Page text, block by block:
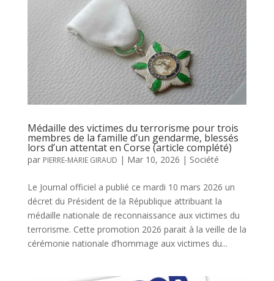
Médaille des victimes du terrorisme pour trois
membres de la famille d’un gendarme, blessés
lors d’un attentat en Corse (article complété)
par PIERRE-MARIE GIRAUD | Mar 10, 2026 | Société
Le Journal officiel a publié ce mardi 10 mars 2026 un
décret du Président de la République attribuant la
médaille nationale de reconnaissance aux victimes du
terrorisme. Cette promotion 2026 parait à la veille de la
cérémonie nationale d’hommage aux victimes du...